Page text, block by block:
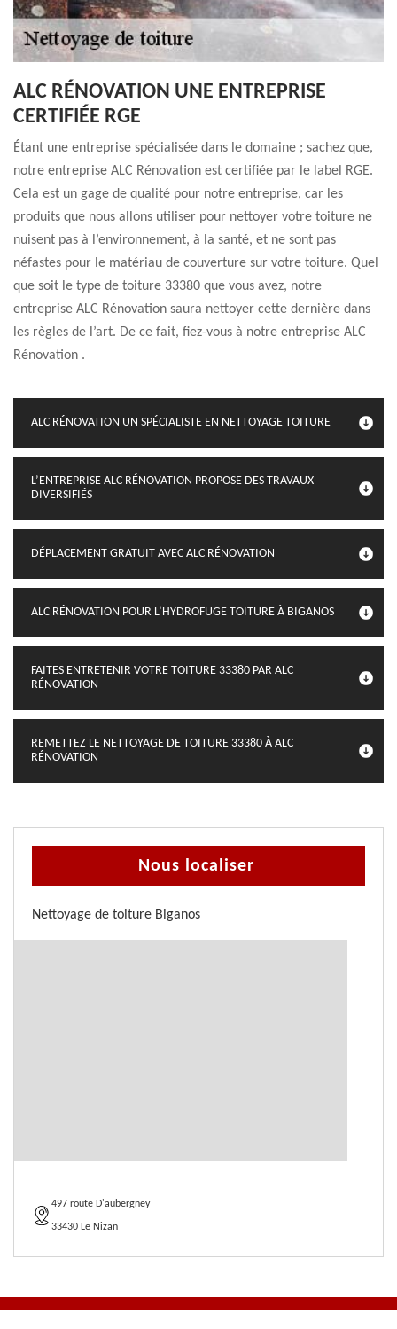
ALC RÉNOVATION UNE ENTREPRISE
CERTIFIÉE RGE
Étant une entreprise spécialisée dans le domaine ; sachez que,
notre entreprise ALC Rénovation est certifiée par le label RGE.
Cela est un gage de qualité pour notre entreprise, car les
produits que nous allons utiliser pour nettoyer votre toiture ne
nuisent pas à l’environnement, à la santé, et ne sont pas
néfastes pour le matériau de couverture sur votre toiture. Quel
que soit le type de toiture 33380 que vous avez, notre
entreprise ALC Rénovation saura nettoyer cette dernière dans
les règles de l’art. De ce fait, fiez-vous à notre entreprise ALC
Rénovation .
ALC RÉNOVATION UN SPÉCIALISTE EN NETTOYAGE TOITURE
L’ENTREPRISE ALC RÉNOVATION PROPOSE DES TRAVAUX
DIVERSIFIÉS
DÉPLACEMENT GRATUIT AVEC ALC RÉNOVATION
ALC RÉNOVATION POUR L’HYDROFUGE TOITURE À BIGANOS
FAITES ENTRETENIR VOTRE TOITURE 33380 PAR ALC
RÉNOVATION
REMETTEZ LE NETTOYAGE DE TOITURE 33380 À ALC
RÉNOVATION
Nous localiser
Nettoyage de toiture Biganos
497 route D'aubergney
33430 Le Nizan